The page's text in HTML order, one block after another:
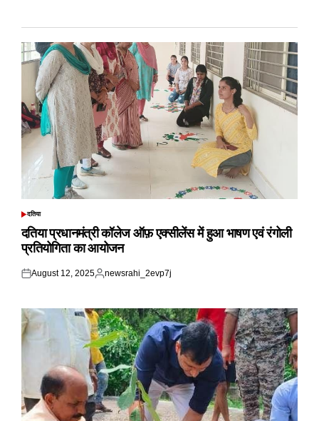
POSTED
दतिया
दतिया प्रधानमंत्री कॉलेज ऑफ़ एक्सीलेंस में हुआ भाषण एवं रंगोली
प्रतियोगिता का आयोजन
Posted
August 12, 2025
Posted
newsrahi_2evp7j